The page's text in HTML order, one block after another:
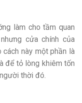
làm cho tầm quan
cửa chính của
này một phần là
để tỏ lòng khiêm tốn
thời đó.